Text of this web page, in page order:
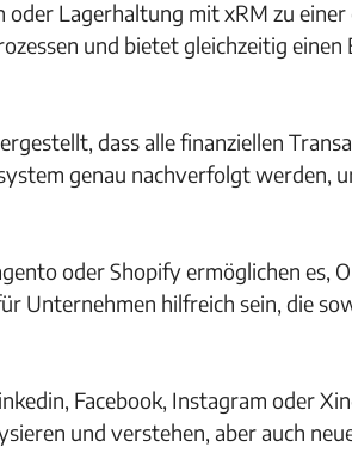
Lagerhaltung mit xRM zu
und bietet gleichzeitig
dass alle finanziellen
genau nachverfolgt werden,
oder Shopify ermöglichen es,
Unternehmen hilfreich sein, die
Facebook, Instagram oder
und verstehen, aber auch